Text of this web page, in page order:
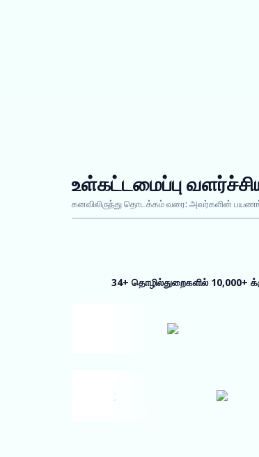
உள்கட்டமைப்பு
கனவிலிருந்து தொடக்கம் வரை: அவர்களின்
34+ தொழில்துறைகளில் 10,000+